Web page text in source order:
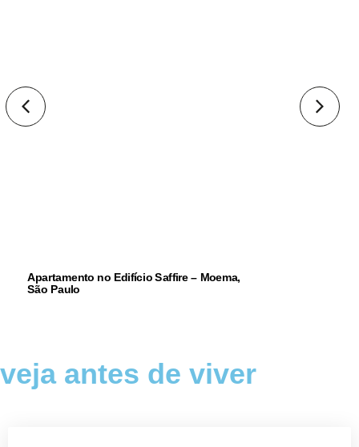
Apartamento no Edifício Saffire – Moema,
São Paulo
veja antes de viver